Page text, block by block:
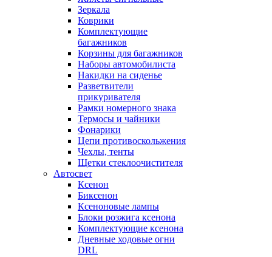
Зеркала
Коврики
Комплектующие
багажников
Корзины для багажников
Наборы автомобилиста
Накидки на сиденье
Разветвители
прикуривателя
Рамки номерного знака
Термосы и чайники
Фонарики
Цепи противоскольжения
Чехлы, тенты
Щетки стеклоочистителя
Автосвет
Ксенон
Биксенон
Ксеноновые лампы
Блоки розжига ксенона
Комплектующие ксенона
Дневные ходовые огни
DRL